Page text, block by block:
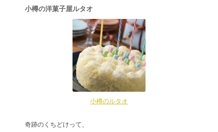
小樽の洋菓子屋ルタオ
小樽のルタオ
奇跡のくちどけって、